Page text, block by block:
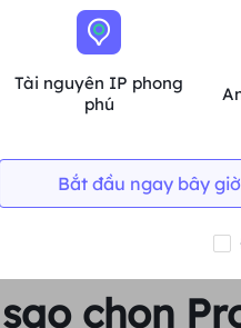
chọn
Tài nguyên IP phong
phú
Bắt đầu ngay bây giờ